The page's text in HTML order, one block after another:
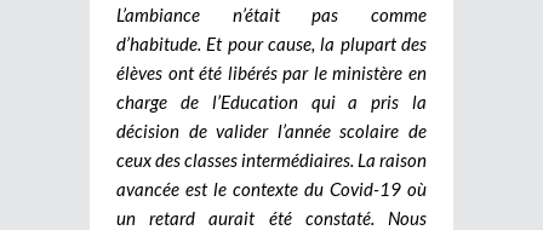
L’ambiance n’était pas comme
d’habitude. Et pour cause, la plupart des
élèves ont été libérés par le ministère en
charge de l’Education qui a pris la
décision de valider l’année scolaire de
ceux des classes intermédiaires. La raison
avancée est le contexte du Covid-19 où
un retard aurait été constaté. Nous